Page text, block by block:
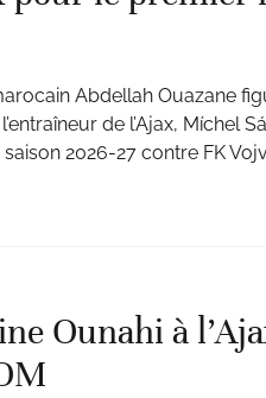
Abdellah Ouazane
de l’Ajax, Míchel
2026-27 contre FK
Ounahi à